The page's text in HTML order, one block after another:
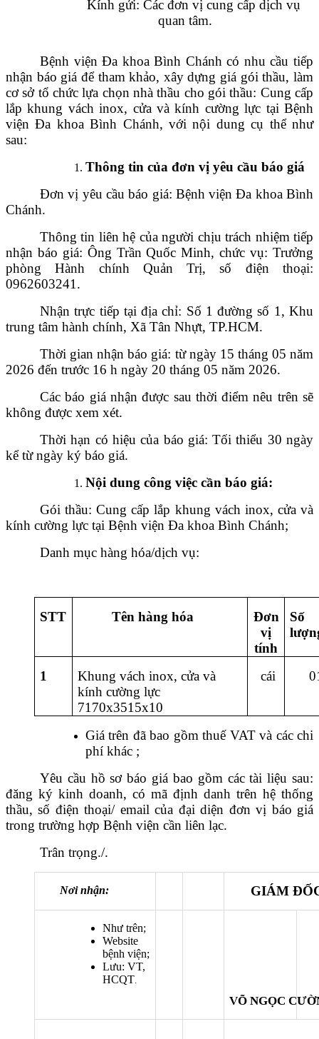
Kính gửi: Các đơn vị cung cấp dịch vụ
quan tâm.
Bệnh viện Đa khoa Bình Chánh có nhu cầu tiếp
nhận báo giá để tham khảo, xây dựng giá gói thầu, làm
cơ sở tổ chức lựa chọn nhà thầu cho gói thầu: Cung cấp
lắp khung vách inox, cửa và kính cường lực tại Bệnh
viện Đa khoa Bình Chánh, với nội dung cụ thể như
sau:
Thông tin của đơn vị yêu cầu báo giá
Đơn vị yêu cầu báo giá: Bệnh viện Đa khoa Bình
Chánh.
Thông tin liên hệ của người chịu trách nhiệm tiếp
nhận báo giá: Ông Trần Quốc Minh, chức vụ: Trưởng
phòng Hành chính Quản Trị, số điện thoại:
0962603241.
Nhận trực tiếp tại địa chỉ: Số 1 đường số 1, Khu
trung tâm hành chính, Xã Tân Nhựt, TP.HCM.
Thời gian nhận báo giá: từ ngày 15 tháng 05 năm
2026 đến trước 16 h ngày 20 tháng 05 năm 2026.
Các báo giá nhận được sau thời điểm nêu trên sẽ
không được xem xét.
Thời hạn có hiệu của báo giá: Tối thiểu 30 ngày
kể từ ngày ký báo giá.
Nội dung công việc cần báo giá:
Gói thầu:Cung cấp lắp khung vách inox, cửa và
kính cường lực tại Bệnh viện Đa khoa Bình Chánh;
Danh mục hàng hóa/dịch vụ:
STT Tên hàng hóa
Đơn
vị
tính
Số
1
Khung vách inox, cửa và
kính cường lực
7170x3515x10
cái
Giá trên đã bao gồm thuế VAT và các chi
phí khác ;
Yêu cầu hồ sơ báo giá bao gồm các tài liệu sau:
đăng ký kinh doanh, có mã định danh trên hệ thống
thầu, số điện thoại/ email của đại diện đơn vị báo giá
trong trường hợp Bệnh viện cần liên lạc.
Trân trọng./.
Nơi nhận: GIÁM
Như trên;
Website
bệnh viện;
Lưu: VT,
HCQT.
VÕ NGỌC